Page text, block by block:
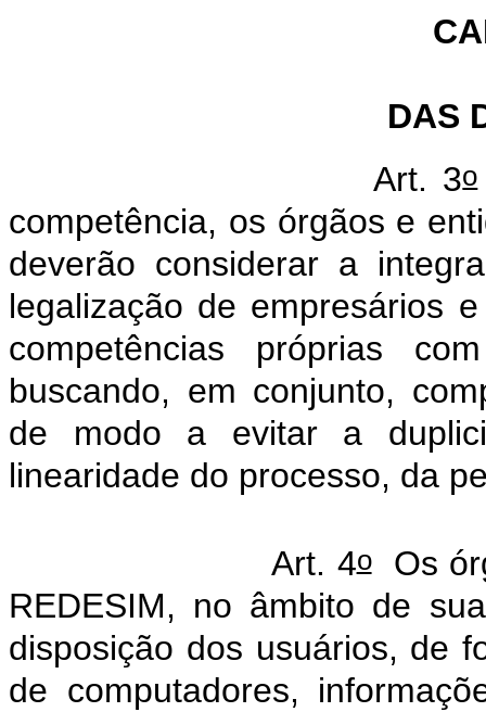
DAS
Art. 3o
competência, os órgãos e
deverão considerar a
legalização de empresários
competências próprias
buscando, em conjunto,
de modo a evitar a
linearidade do processo, da
Art. 4oOs
REDESIM, no âmbito de
disposição dos usuários, de
de computadores,